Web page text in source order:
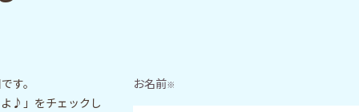
す。
♪」をチェックし
お名前※